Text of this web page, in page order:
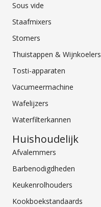
Sous vide
Staafmixers
Stomers
Thuistappen & Wijnkoelers
Tosti-apparaten
Vacumeermachine
Wafelijzers
Waterfilterkannen
Huishoudelijk
Afvalemmers
Barbenodigdheden
Keukenrolhouders
Kookboekstandaards